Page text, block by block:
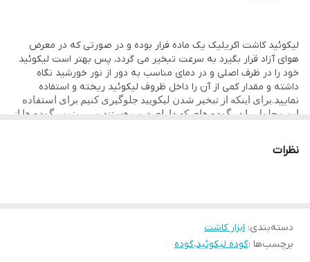
لیکوئید کاشت اکریلیک یک ماده فرار بوده و در صورتی که در معرض
هوای آزاد قرار بگیرد به سرعت تبخیر می گردد، پس بهتر است لیکوئید
خود را در ظرف اصلی و در دمای مناسب به دور از نور خورشید نگاه
داشته و مقدار کمی از آن را داخل ظروف لیکوئید ریخته و استفاده
نمایید.برای اینکه از تبخیر شدن لیکویید جلوگیری کنیم برای استفاده
این محلول را در گوده های که دارای درب هستند می ریزیم . گوده ها از
همچنین گوده کاشت ناخن دارای ابعاد کوچکی بوده و فضایی را اشغال
در حین کار جلوگیری می کند.
نظرات
دسته‌بندی: ابزار کاشت
برچسب‌ها :گوده لیکوئید،گوده